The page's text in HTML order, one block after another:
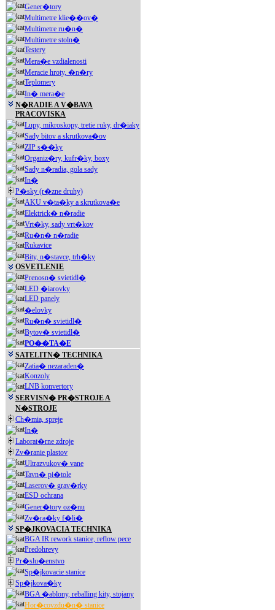
Gener�tory
Multimetre klie��ov�
Multimetre ru�n�
Multimetre stoln�
Testery
Mera�e vzdialenosti
Meracie hroty, �n�ry
Teplomery
In� mera�e
N�RADIE A V�BAVA
PRACOVISKA
Lupy, mikroskopy, tretie ruky, dr�iaky
Sady bitov a skrutkova�ov
ZIP s��ky
Organiz�ry, kufr�ky, boxy
Sady n�radia, gola sady
In�
P�sky (r�zne druhy)
AKU v�ta�ky a skrutkova�e
Elektrick� n�radie
Vrt�ky, sady vrt�kov
Ru�n� n�radie
Rukavice
Bity, n�stavce, trh�ky
OSVETLENIE
Prenosn� svietidl�
LED �iarovky
LED panely
�elovky
Ru�n� svietidl�
Bytov� svietidl�
PO��TA�E
SATELITN� TECHNIKA
Zatia� nezaraden�
Konzoly
LNB konvertory
SERVISN� PR�STROJE A
N�STROJE
Ch�mia, spreje
In�
Laborat�rne zdroje
Zv�ranie plastov
Ultrazvukov� vane
Tavn� pi�tole
Laserov� grav�rky
ESD ochrana
Gener�tory oz�nu
Zv�ra�ky f�li�
SP�JKOVACIA TECHNIKA
BGA IR rework stanice, reflow pece
Predohrevy
Pr�slu�enstvo
Sp�jkovacie stanice
Sp�jkova�ky
BGA �ablony, reballing kity, stojany
Hor�covzdu�n� stanice